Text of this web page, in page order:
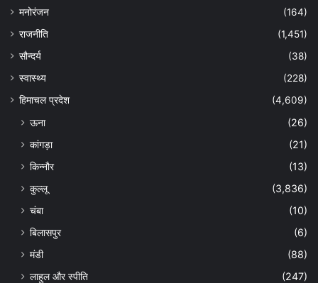
मनोरंजन
(164)
राजनीति
(1,451)
सौन्दर्य
(38)
स्वास्थ्य
(228)
हिमाचल प्रदेश
(4,609)
ऊना
(26)
कांगड़ा
(21)
किन्नौर
(13)
कुल्लू
(3,836)
चंबा
(10)
बिलासपुर
(6)
मंडी
(88)
लाहुल और स्पीति
(247)